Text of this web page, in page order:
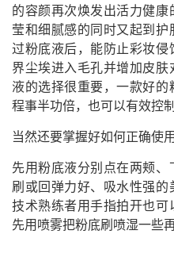
的容颜再次焕发出活力健
莹和细腻感的同时又起到
过粉底液后，能防止彩妆
界尘埃进入毛孔并增加皮
液的选择很重要，一款好
程事半功倍，也可以有效控
当然还要掌握好如何正确使
先用粉底液分别点在两颊
刷或回弹力好、吸水性强的
技术熟练者用手指拍开也
先用喷雾把粉底刷喷湿一些